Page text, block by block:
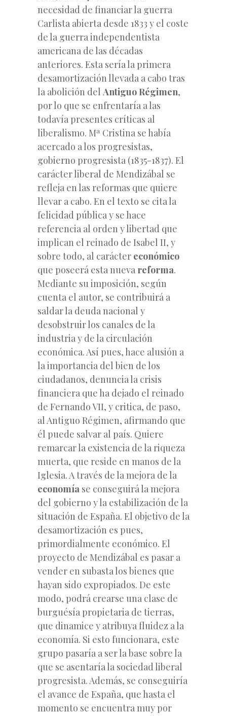
necesidad de financiar la guerra
Carlista abierta desde 1833 y el coste
de la guerra independentista
americana de las décadas
anteriores. Esta sería la primera
desamortización llevada a cabo tras
la abolición del Antiguo Régimen,
por lo que se enfrentaría a las
todavía presentes críticas al
liberalismo. Mª Cristina se había
acercado a los progresistas,
gobierno progresista (1835-1837). El
carácter liberal de Mendizábal se
refleja en las reformas que quiere
llevar a cabo. En el texto se cita la
felicidad pública y se hace
referencia al orden y libertad que
implican el reinado de Isabel II, y
sobre todo, al carácter económico
que poseerá esta nueva reforma.
Mediante su imposición, según
cuenta el autor, se contribuirá a
saldar la deuda nacional y
desobstruir los canales de la
industria y de la circulación
económica. Así pues, hace alusión a
la importancia del bien de los
ciudadanos, denuncia la crisis
financiera que ha dejado el reinado
de Fernando VII, y critica, de paso,
al Antiguo Régimen, afirmando que
él puede salvar al país. Quiere
remarcar la existencia de la riqueza
muerta, que reside en manos de la
Iglesia. A través de la mejora de la
economía se conseguirá la mejora
del gobierno y la estabilización de la
situación de España. El objetivo de la
desamortización es pues,
primordialmente económico. El
proyecto de Mendizábal es pasar a
vender en subasta los bienes que
hayan sido expropiados. De este
modo, podrá crearse una clase de
burguésía propietaria de tierras,
que dinamice y atribuya fluidez a la
economía. Si esto funcionara, este
grupo pasaría a ser la base sobre la
que se asentaría la sociedad liberal
progresista. Además, se conseguiría
el avance de España, que hasta el
momento se encuentra muy por